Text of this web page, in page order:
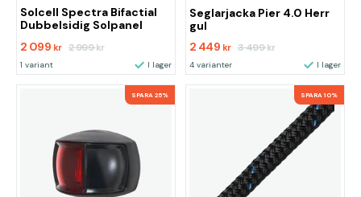
Solcell Spectra Bifactial
Dubbelsidig Solpanel
2 099 kr 2 999kr
1 variant I lager
Seglarjacka Pier 4.0 Herr
gul
2 449 kr 3 499kr
4 varianter I lager
SPARA 25% SPARA 10%